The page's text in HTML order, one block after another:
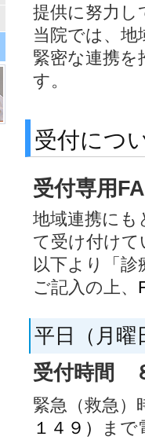
提供に努力し
当院では、地
緊密な連携
す。
受付につ
受付専用
地域連携にも
て受け付けて
以下より「
ご記入の上、
平日（月曜
受付時間
緊急（救急）
１４９）
まで